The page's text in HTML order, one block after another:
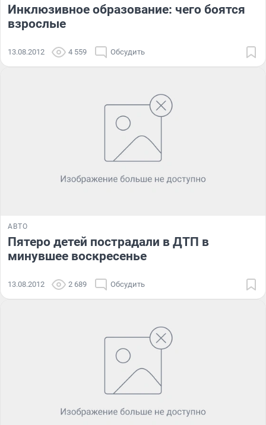
Инклюзивное образование: чего боятся
взрослые
13.08.2012 4 559 Обсудить
АВТО
Пятеро детей пострадали в ДТП в
минувшее воскресенье
13.08.2012 2 689 Обсудить